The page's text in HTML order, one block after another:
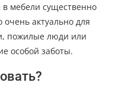
мебели существенно
актуально для
пожилые люди или
особой заботы.